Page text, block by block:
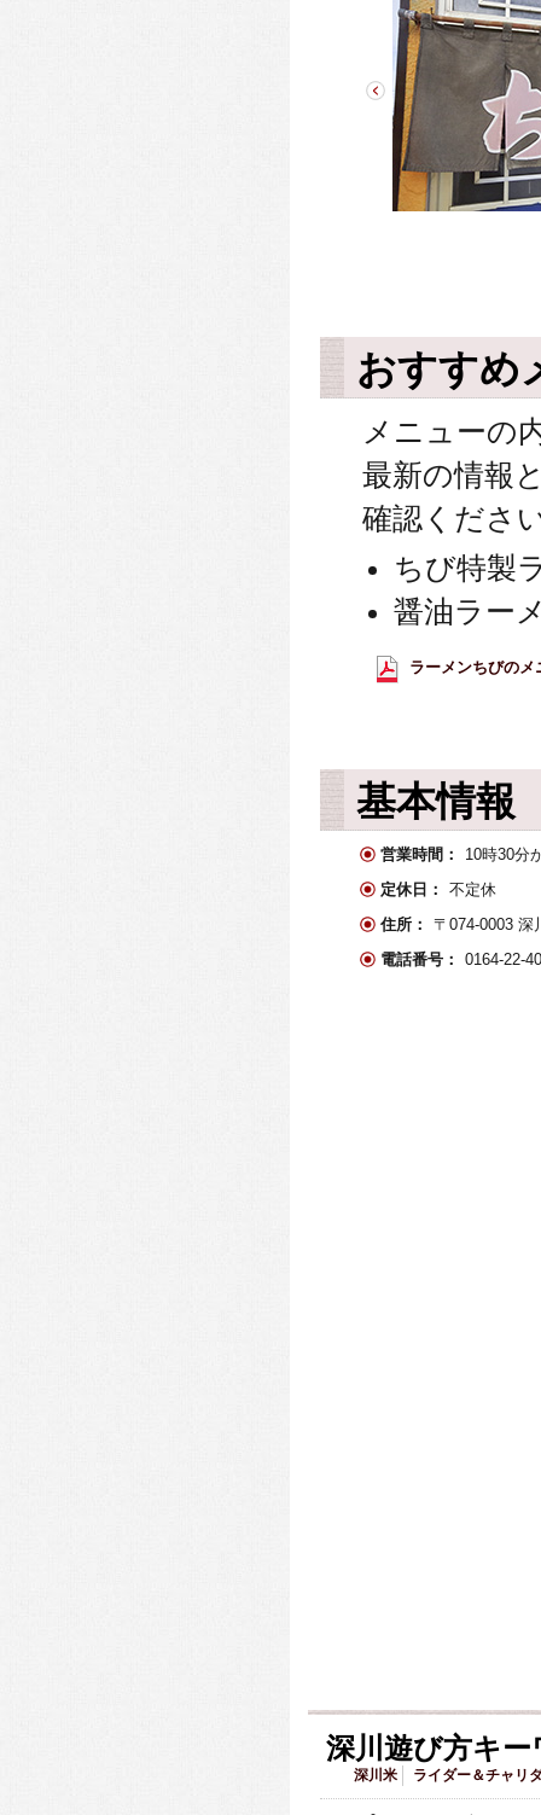
おすすめ
メニューの
最新の情報
確認くださ
ちび特製
醤油ラー
ラーメンちびの
基本情報
営業時間：
10時30分
定休日：
不定休
住所：
〒074-0003 深
電話番号：
0164-22-
深川遊び方キー
深川米 ライダー＆チャリ